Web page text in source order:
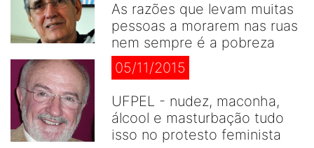
As razões que levam muitas
pessoas a morarem nas ruas
nem sempre é a pobreza
05/11/2015
UFPEL - nudez, maconha,
álcool e masturbação tudo
isso no protesto feminista